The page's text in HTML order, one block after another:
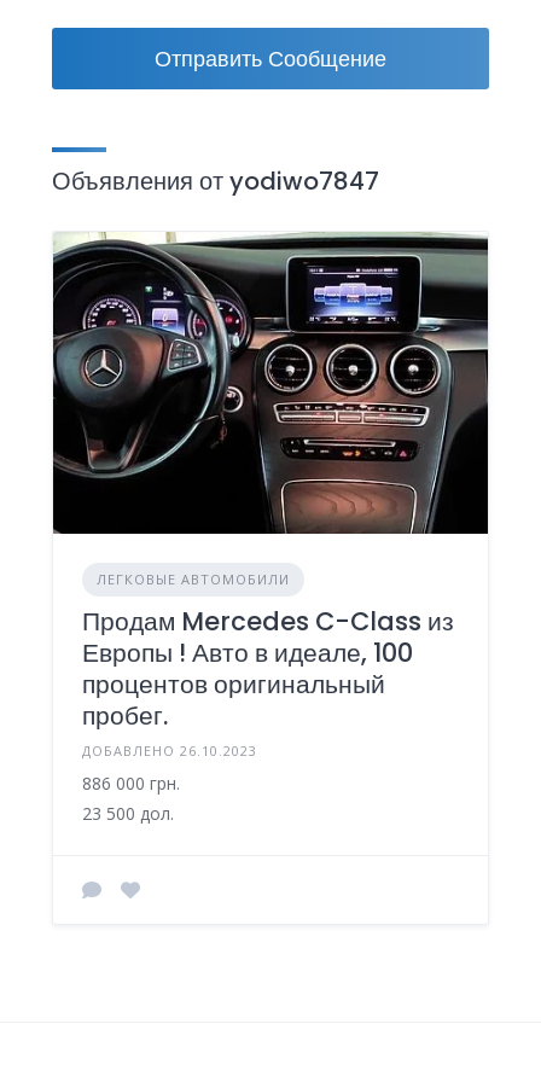
Отправить Сообщение
Объявления от yodiwo7847
ЛЕГКОВЫЕ АВТОМОБИЛИ
Продам Mercedes C-Class из
Европы ! Авто в идеале, 100
процентов оригинальный
пробег.
ДОБАВЛЕНО 26.10.2023
886 000 грн.
23 500 дол.